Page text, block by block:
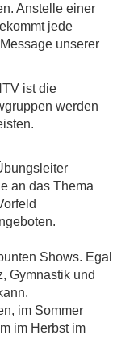
Anstelle einer
jede
unserer
ist die
werden
an das Thema
Shows. Egal
Gymnastik und
im Sommer
im Herbst im